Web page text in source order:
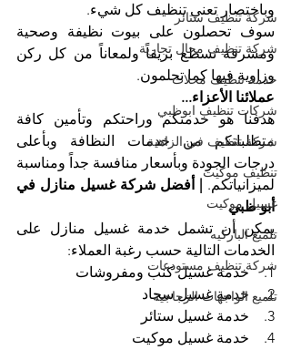
شركة تنظيف ستائر
شركة تنظيف محال تجارية
خدمة تنظيف محلات
شركات تنظيف ابوظبي
شركة تنظيف في الزاهية
تنظيف موكيت
غسيل موكيت
تلميع الباركيه
شركة تنظيف مستودعات
تلميع الواجهات الزجاجية
وباختصار تعني تنظيف كل شيء.
وزاوية فيها كما تحلمون.
عملائنا الأعزاء...
لميزانياتكم.
أبو ظبي
الخدمات التالية حسب رغبة العملاء:
1.    خدمة غسيل كنب ومفروشات
2.    خدمة غسيل سجاد
3.    خدمة غسيل ستائر
4.    خدمة غسيل موكيت